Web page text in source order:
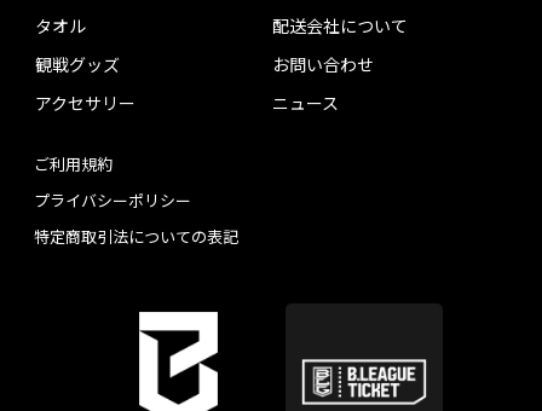
タオル
観戦グッズ
アクセサリー
配送会社について
お問い合わせ
ニュース
ご利用規約
プライバシーポリシー
特定商取引法についての表記